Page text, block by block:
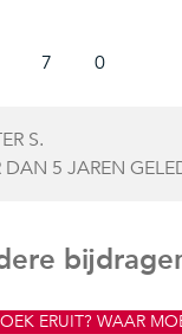
7 0
S.
DAN 5 JAREN
ERUIT? WAAR